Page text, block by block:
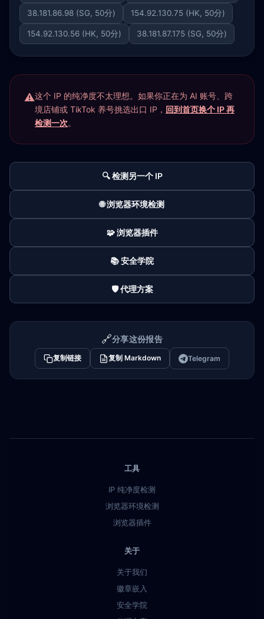
38.181.86.98 (SG, 50分) 154.92.130.75 (HK, 50分)
154.92.130.56 (HK, 50分) 38.181.87.175 (SG, 50分)
这个 IP 的纯净度不太理想。如果你正在为 AI 账号、跨
境店铺或 TikTok 养号挑选出口 IP， 回到首页换个 IP 再
检测一次。
🔍 检测另一个 IP
🌐 浏览器环境检测
🧩 浏览器插件
📚 安全学院
🛡️ 代理方案
🔗分享这份报告
复制链接 复制 Markdown Telegram
工具
IP 纯净度检测
浏览器环境检测
浏览器插件
关于
关于我们
徽章嵌入
安全学院